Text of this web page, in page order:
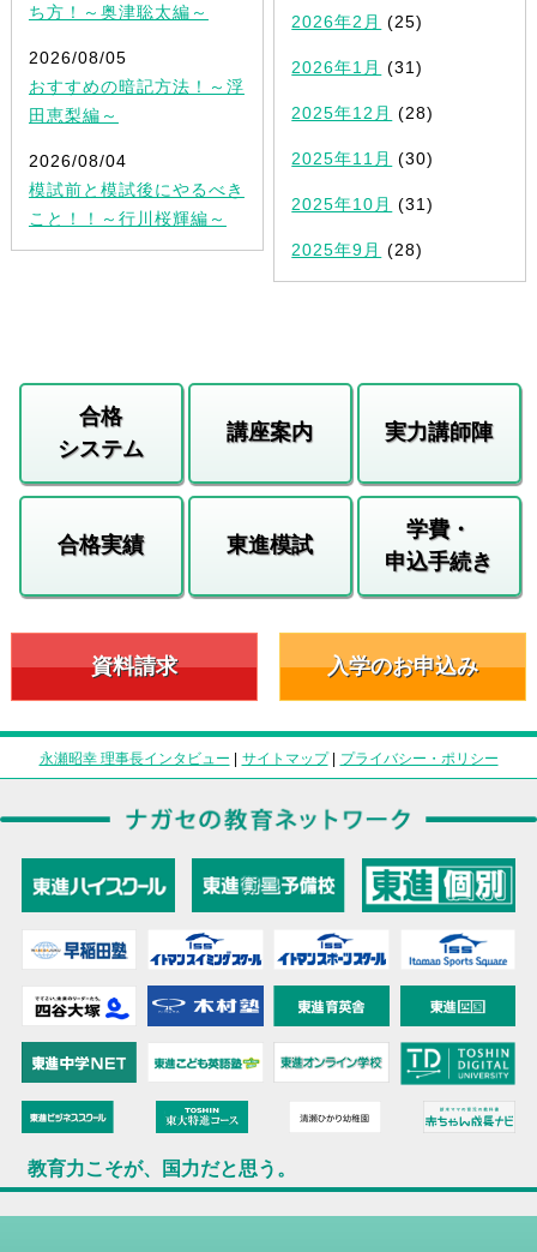
ち方！～奥津聡太編～
2026/08/05
おすすめの暗記方法！～浮
田恵梨編～
2026/08/04
模試前と模試後にやるべき
こと！！～行川桜輝編～
2026年2月 (25)
2026年1月 (31)
2025年12月 (28)
2025年11月 (30)
2025年10月 (31)
2025年9月 (28)
合格
システム
講座案内 実力講師陣
合格実績 東進模試
学費・
申込手続き
資料請求 入学のお申込み
永瀬昭幸 理事長インタビュー | サイトマップ| プライバシー・ポリシー
教育力こそが、国力だと思う。